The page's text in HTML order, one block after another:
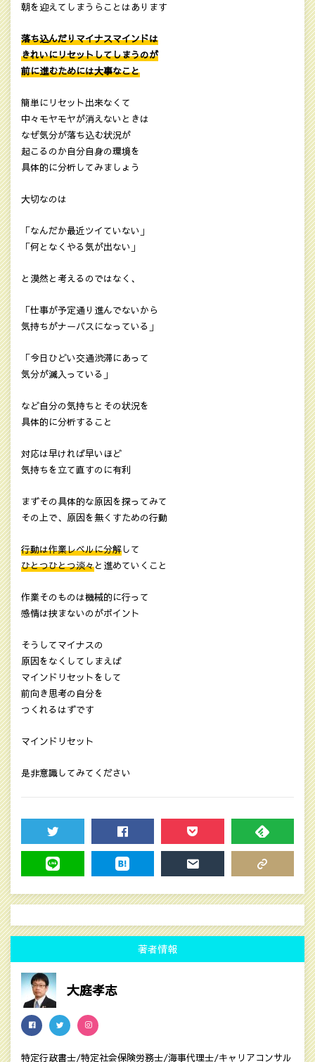
朝を迎えてしまうらことはあります
落ち込んだりマイナスマインドは
きれいにリセットしてしまうのが
前に進むためには大事なこと
簡単にリセット出来なくて
中々モヤモヤが消えないときは
なぜ気分が落ち込む状況が
起こるのか自分自身の環境を
具体的に分析してみましょう
大切なのは
「なんだか最近ツイていない」
「何となくやる気が出ない」
と漠然と考えるのではなく、
「仕事が予定通り進んでないから
気持ちがナーバスになっている」
「今日ひどい交通渋滞にあって
気分が滅入っている」
など自分の気持ちとその状況を
具体的に分析すること
対応は早ければ早いほど
気持ちを立て直すのに有利
まずその具体的な原因を探ってみて
その上で、原因を無くすための行動
行動は作業レベルに分解して
ひとつひとつ淡々と進めていくこと
作業そのものは機械的に行って
感情は挟まないのがポイント
そうしてマイナスの
原因をなくしてしまえば
マインドリセットをして
前向き思考の自分を
つくれるはずです
マインドリセット
是非意識してみてください
TWEET SHARE POCKET FEEDLY
著者情報
大庭孝志
特定行政書士/特定社会保険労務士/海事代理士/キャリアコンサル